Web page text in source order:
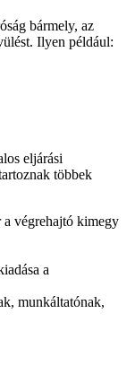
bármely, az
Ilyen például:
eljárási
többek
a végrehajtó kimegy
a
munkáltatónak,